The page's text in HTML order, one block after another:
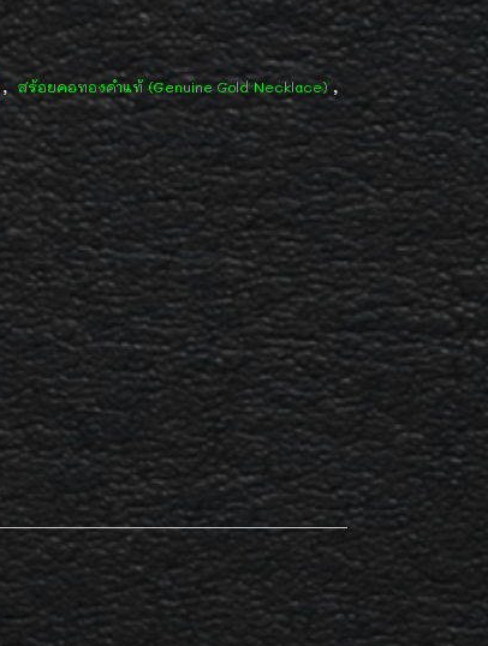
, สร้อยคอทองคำแท้ (Genuine Gold Necklace) ,